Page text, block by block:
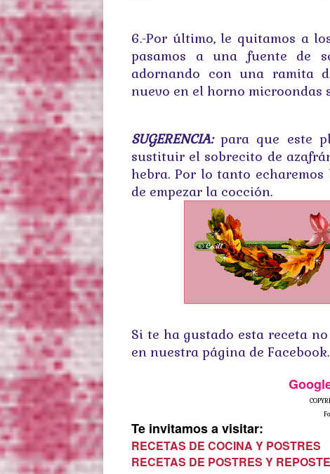
6.-Por último, le quitamos a
pasamos a una fuente de
adornando con una ramita
nuevo en el horno microondas
SUGERENCIA: para que este
sustituir el sobrecito de
hebra. Por lo tanto
de empezar la cocción.
Si te ha gustado esta receta
en nuestra página de Facebook.
COPYRIGHT
Foto
Te invitamos a visitar:
RECETAS DE COCINA Y POSTRES
RECETAS DE POSTRES Y